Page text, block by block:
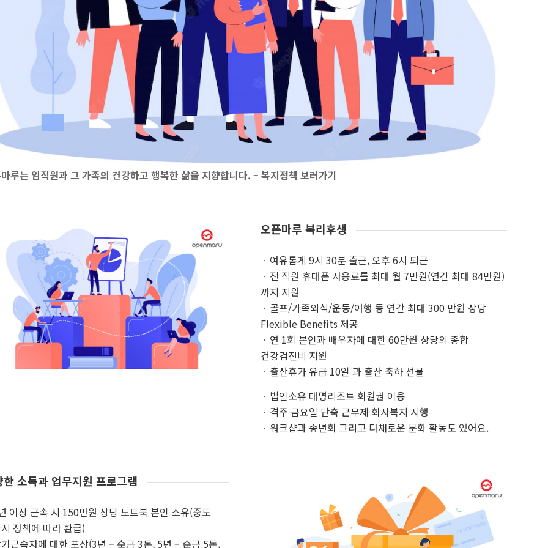
루는 임직원과 그 가족의 건강하고 행복한 삶을 지향합니다. – 복지정책 보러가기
오픈마루 복리후생
ㆍ여유롭게 9시 30분 출근, 오후 6시 퇴근
ㆍ전 직원 휴대폰 사용료를 최대 월 7만원(연간 최대 84만원)
까지 지원
ㆍ골프/가족외식/운동/여행 등 연간 최대 300 만원 상당
Flexible Benefits 제공
ㆍ연 1회 본인과 배우자에 대한 60만원 상당의 종합
건강검진비 지원
ㆍ출산휴가 유급 10일 과 출산 축하 선물
ㆍ법인소유 대명리조트 회원권 이용
ㆍ격주 금요일 단축 근무제 회사복지 시행
ㆍ워크샵과 송년회 그리고 다채로운 문화 활동도 있어요.
한 소득과 업무지원 프로그램
이상 근속 시 150만원 상당 노트북 본인 소유(중도
정책에 따라 환급)
근속자에 대한 포상(3년 – 순금 3돈, 5년 – 순금 5돈,